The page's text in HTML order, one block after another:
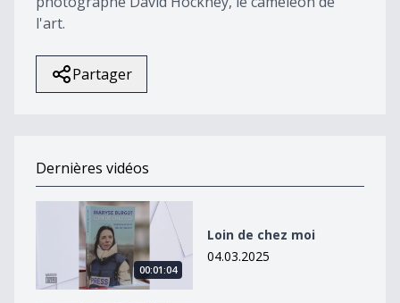
l'art.
Partager
Dernières vidéos
Loin de chez moi
00:01:04
Loin de chez moi
04.03.2025